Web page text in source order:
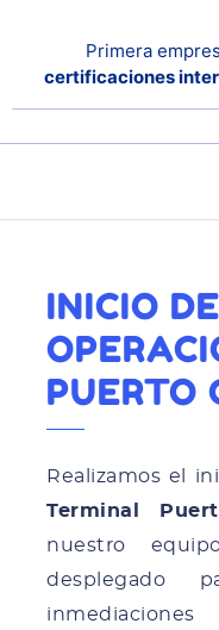
Primera
certificaciones
INICIO DE
PUERTO
Realizamos el
Terminal
nuestro
desplegado